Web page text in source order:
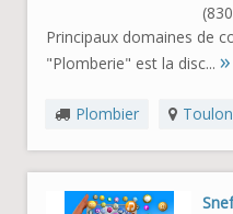
Principaux domaines de
"Plomberie" est la disc... »
Plombier